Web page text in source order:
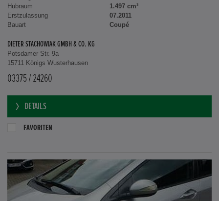
Hubraum
1.497 cm³
Erstzulassung
07.2011
Bauart
Coupé
DIETER STACHOWIAK GMBH & CO. KG
Potsdamer Str. 9a
15711 Königs Wusterhausen
03375 / 24260
DETAILS
FAVORITEN